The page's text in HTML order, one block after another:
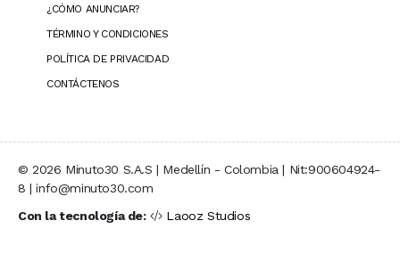
¿CÓMO ANUNCIAR?
TÉRMINO Y CONDICIONES
POLÍTICA DE PRIVACIDAD
CONTÁCTENOS
© 2026 Minuto30 S.A.S | Medellín - Colombia | Nit:900604924-
8 | info@minuto30.com
Con la tecnología de:
Laooz Studios